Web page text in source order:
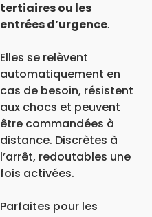
tertiairesou les
entrées d’urgence.
Elles se relèvent
automatiquement en
cas de besoin, résistent
aux chocs et peuvent
être commandées à
distance. Discrètes à
l’arrêt, redoutables une
fois activées.
Parfaites pour les